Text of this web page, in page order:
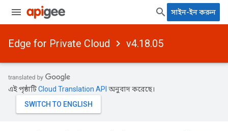
সাইন-ইন করুন
Edge for Private Cloud v4.18.05
এই পৃষ্ঠাটিCloud Translation API অনুবাদ করেছে।